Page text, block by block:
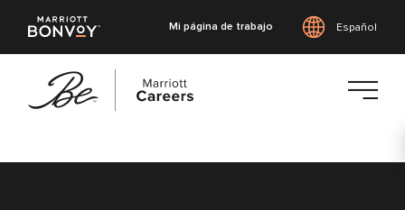
Mi página de trabajo Español